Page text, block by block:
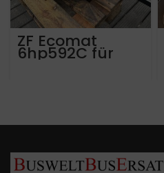
ZF Ecomat
6hp592C für
Mercedes, ca